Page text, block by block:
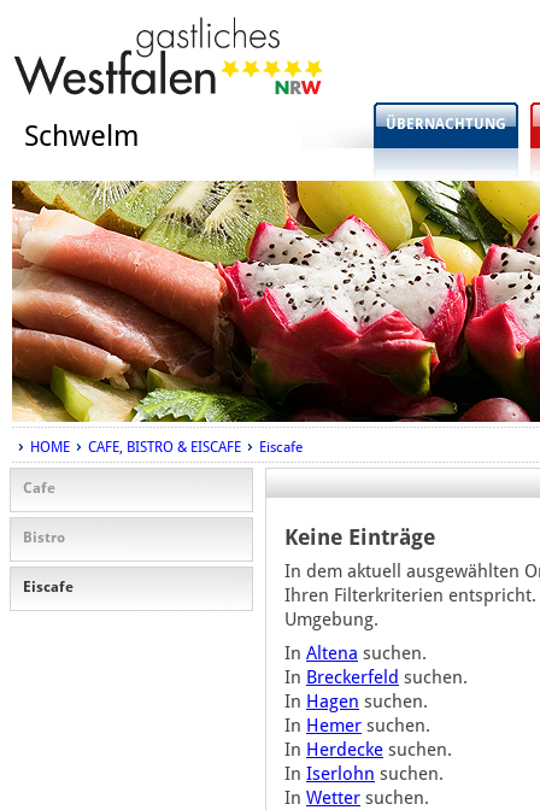
Schwelm ÜBERNACHTUNG
HOME CAFE, BISTRO & EISCAFE Eiscafe
Cafe
Bistro
Eiscafe
Keine Einträge
In dem aktuell ausgewählten
Ihren Filterkriterien entspricht.
Umgebung.
In Altena suchen.
In Breckerfeld suchen.
In Hagen suchen.
In Hemer suchen.
In Herdecke suchen.
In Iserlohn suchen.
In Wetter suchen.